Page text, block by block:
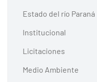
Estado del río Paraná
Institucional
Licitaciones
Medio Ambiente